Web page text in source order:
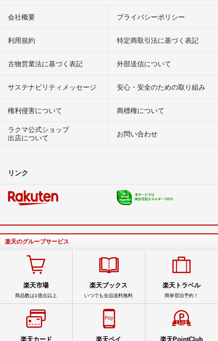
会社概要 プライバシーポリシー
利用規約 特定商取引法に基づく表記
古物営業法に基づく表記 外部送信について
サステナビリティメッセージ 安心・安全のための取り組み
権利侵害について
商標権について
ラクマ公式ショップ
出店について
お問い合わせ
リンク
楽天のグループサービス
楽天市場
商品数は1億点以上
楽天ブックス
いつでも全品送料無料
楽天トラベル
簡単宿泊予約！
楽天カード 楽天ペイ 楽天PointClub